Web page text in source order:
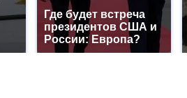
Где будет встреча
президентов США и
России: Европа?